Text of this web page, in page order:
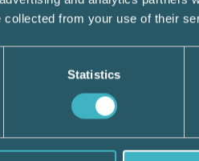
collected from your use of their
Statistics